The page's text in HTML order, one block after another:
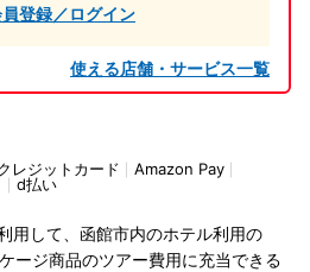
登録／ログイン
使える店舗・サービス一覧
レジットカード
Amazon Pay
d払い
用して、函館市内のホテル利用の
ージ商品のツアー費用に充当できる